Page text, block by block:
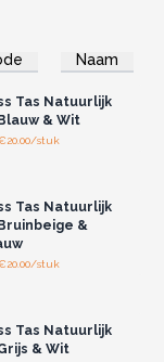
Naam
registreer u voor
Tas Natuurlijk
& Wit
stuk
Tas Natuurlijk
&
stuk
Tas Natuurlijk
& Wit